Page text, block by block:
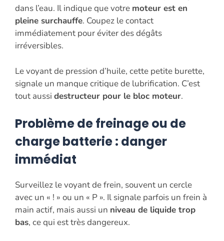
dans l’eau. Il indique que votre moteur est en
pleine surchauffe. Coupez le contact
immédiatement pour éviter des dégâts
irréversibles.
Le voyant de pression d’huile, cette petite burette,
signale un manque critique de lubrification. C’est
tout aussi destructeur pour le bloc moteur.
Problème de freinage ou de
charge batterie : danger
immédiat
Surveillez le voyant de frein, souvent un cercle
avec un « ! » ou un « P ». Il signale parfois un frein à
main actif, mais aussi un niveau de liquide trop
bas, ce qui est très dangereux.